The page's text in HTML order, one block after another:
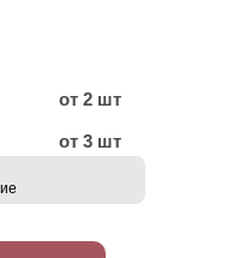
от 2 шт
от 3 шт